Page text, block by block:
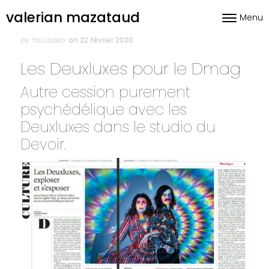
valerian mazataud ToggleMenu
Author
Posted
by focuszero on
on 22 février 2020
Les Deuxluxes pour le Dmag
Autre cession purement
psychédélique avec les
Deuxluxes dans le studio du
Devoir.